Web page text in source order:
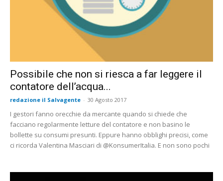
Possibile che non si riesca a far leggere il
contatore dell’acqua...
redazione il Salvagente - 30 Agosto 2017
I gestori fanno orecchie da mercante quando si chiede che
facciano regolarmente letture del contatore e non basino le
bollette su consumi presunti. Eppure hanno obblighi precisi, come
ci ricorda Valentina Masciari di @KonsumerItalia. E non sono pochi